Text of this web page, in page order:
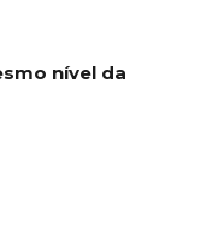
nível da